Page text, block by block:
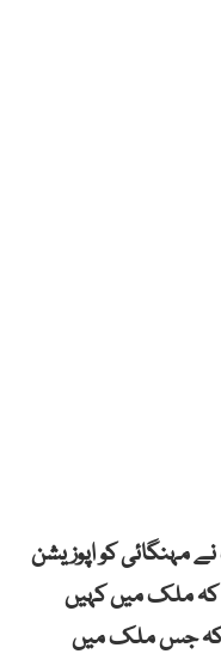
نے مہنگائی کو اپوزیشن
کہ ملک میں کہیں
کہ جس ملک میں